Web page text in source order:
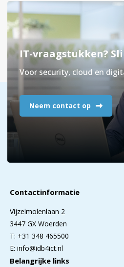
IT-vraagstukken?
Voor security, cloud en
Neem contact op
Contactinformatie
Vijzelmolenlaan 2
3447 GX Woerden
T: +31 348 465500
E: info@idb4ict.nl
Belangrijke links